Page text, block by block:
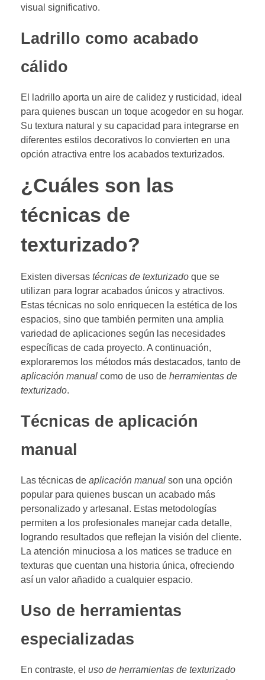
visual significativo.
Ladrillo como acabado
cálido
El ladrillo aporta un aire de calidez y rusticidad, ideal
para quienes buscan un toque acogedor en su hogar.
Su textura natural y su capacidad para integrarse en
diferentes estilos decorativos lo convierten en una
opción atractiva entre los acabados texturizados.
¿Cuáles son las
técnicas de
texturizado?
Existen diversas técnicas de texturizado que se
utilizan para lograr acabados únicos y atractivos.
Estas técnicas no solo enriquecen la estética de los
espacios, sino que también permiten una amplia
variedad de aplicaciones según las necesidades
específicas de cada proyecto. A continuación,
exploraremos los métodos más destacados, tanto de
aplicación manual como de uso de herramientas de
texturizado.
Técnicas de aplicación
manual
Las técnicas de aplicación manual son una opción
popular para quienes buscan un acabado más
personalizado y artesanal. Estas metodologías
permiten a los profesionales manejar cada detalle,
logrando resultados que reflejan la visión del cliente.
La atención minuciosa a los matices se traduce en
texturas que cuentan una historia única, ofreciendo
así un valor añadido a cualquier espacio.
Uso de herramientas
especializadas
En contraste, el uso de herramientas de texturizado